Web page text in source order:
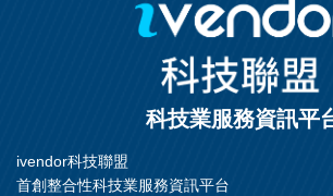
端的高效
科技業服務資訊平
ivendor科技聯盟
首創整合性科技業服務資訊平台